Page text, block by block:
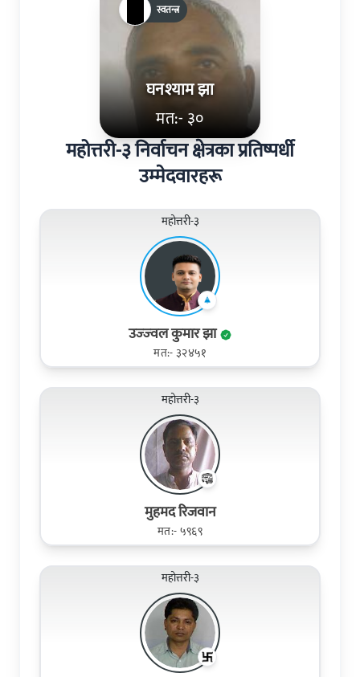
घनश्याम झा
मत:- ३०
स्वतन्त्र
महोत्तरी-३ निर्वाचन क्षेत्रका प्रतिष्पर्धी
उम्मेदवारहरू
महोत्तरी-३
उज्‍ज्‍वल कुमार झा
मत:- ३२४५१
महोत्तरी-३
मुहमद रिजवान
मत:- ५९६९
महोत्तरी-३